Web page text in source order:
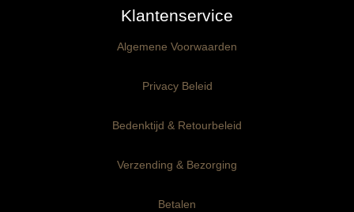
3mm dik
6mm dik
Kant-en-Klaar panelen
3mm dik
6mm dik
Ophangklaar panelen
Maatwerk
Klantenservice
Algemene Voorwaarden
Privacy Beleid
Bedenktijd & Retourbeleid
Verzending & Bezorging
Betalen